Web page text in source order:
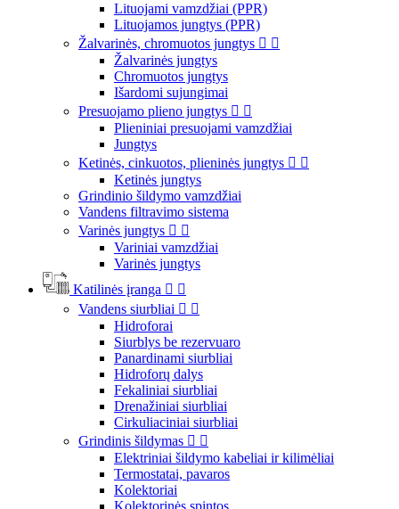
Lituojami vamzdžiai (PPR)
Lituojamos jungtys (PPR)
Žalvarinės, chromuotos jungtys  
Žalvarinės jungtys
Chromuotos jungtys
Išardomi sujungimai
Presuojamo plieno jungtys  
Plieniniai presuojami vamzdžiai
Jungtys
Ketinės, cinkuotos, plieninės jungtys  
Ketinės jungtys
Grindinio šildymo vamzdžiai
Vandens filtravimo sistema
Varinės jungtys  
Variniai vamzdžiai
Varinės jungtys
Katilinės įranga  
Vandens siurbliai  
Hidroforai
Siurblys be rezervuaro
Panardinami siurbliai
Hidroforų dalys
Fekaliniai siurbliai
Drenažiniai siurbliai
Cirkuliaciniai siurbliai
Grindinis šildymas  
Elektriniai šildymo kabeliai ir kilimėliai
Termostatai, pavaros
Kolektoriai
Kolektorinės spintos